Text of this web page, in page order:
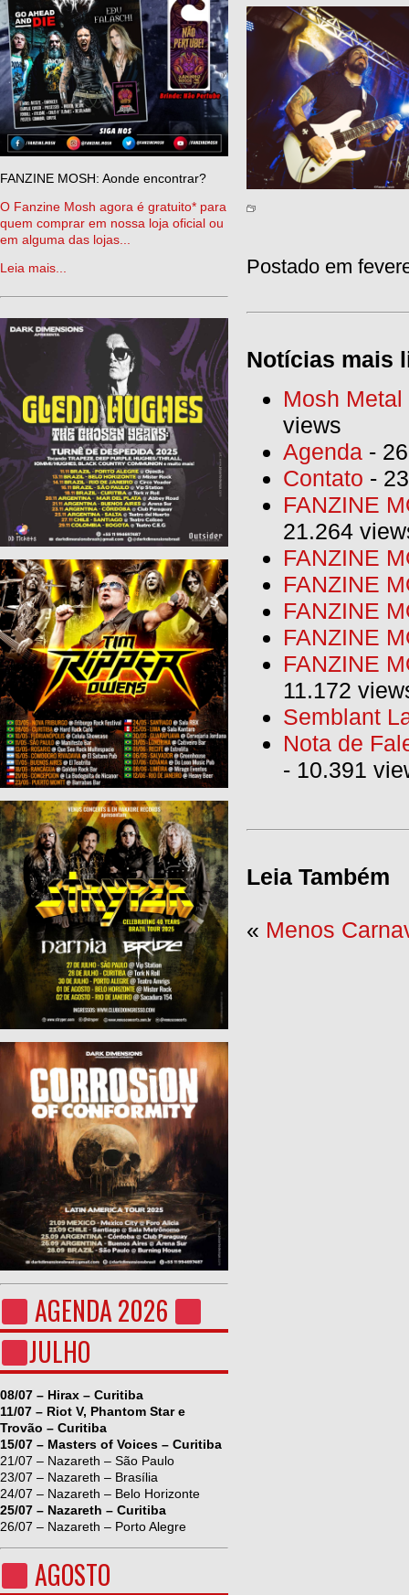
FANZINE MOSH: Aonde encontrar?
O Fanzine Mosh agora é gratuito* para
quem comprar em nossa loja oficial ou
em alguma das lojas...
Leia mais...
AGENDA 2026
JULHO
08/07 – Hirax – Curitiba
11/07 – Riot V, Phantom Star e
Trovão – Curitiba
15/07 – Masters of Voices – Curitiba
21/07 – Nazareth – São Paulo
23/07 – Nazareth – Brasília
24/07 – Nazareth – Belo Horizonte
25/07 – Nazareth – Curitiba
26/07 – Nazareth – Porto Alegre
AGOSTO
Postado em
Notícias mais
Mosh
views
Agenda -
Contato -
FANZINE
21.264
FANZINE
FANZINE
FANZINE
FANZINE
FANZINE
11.172
Semblant
Nota de
- 10.391
Leia Também
« Menos